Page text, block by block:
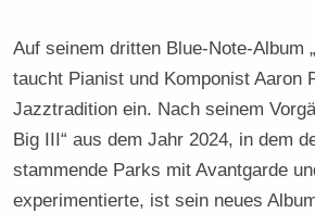
Auf seinem dritten Blue-Note-Album
taucht Pianist und Komponist Aaron
Jazztradition ein. Nach seinem
Big III“ aus dem Jahr 2024, in dem
stammende Parks mit Avantgarde
experimentierte, ist sein neues